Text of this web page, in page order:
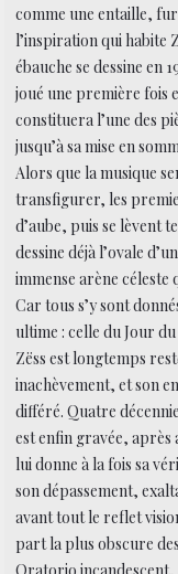
comme une entaille,
l’inspiration qui habite
ébauche se dessine en
joué une première fois
constituera l’une des
jusqu’à sa mise en
Alors que la musique
transfigurer, les
d’aube, puis se lèvent
dessine déjà l’ovale
immense arène céleste
Car tous s’y sont
ultime : celle du Jour
Zëss est longtemps
inachèvement, et son
différé. Quatre
est enfin gravée,
lui donne à la fois sa
son dépassement,
avant tout le reflet
part la plus obscure